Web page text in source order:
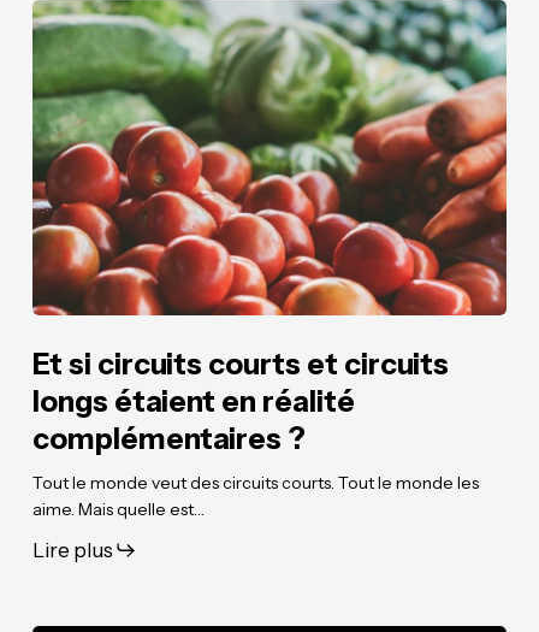
Et
circuits
courts
et
circuits
longs
étaient
en
réalité
?
Et
circuits
courts
et
circuits
longs
étaient
en
réalité
?
Et si circuits courts et circuits
longs étaient en réalité
complémentaires ?
Tout le monde veut des circuits courts. Tout le monde les
aime. Mais quelle est…
Lire plus